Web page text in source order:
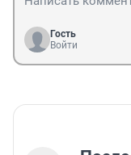
Гость
Войти